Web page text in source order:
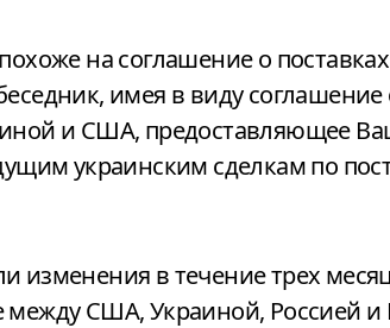
на соглашение о
имея в виду
и США, предоставляющее
украинским сделкам по
изменения в течение трех
между США, Украиной, Россией и